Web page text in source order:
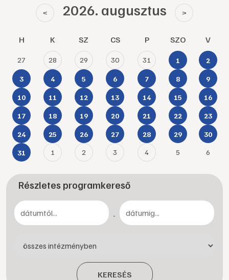
< 2026. augusztus >
H K SZ CS P SZO V
27 28 29 30 31 1 2
3 4 5 6 7 8 9
10 11 12 13 14 15 16
17 18 19 20 21 22 23
24 25 26 27 28 29 30
31 1 2 3 4 5 6
Részletes programkereső
-
KERESÉS